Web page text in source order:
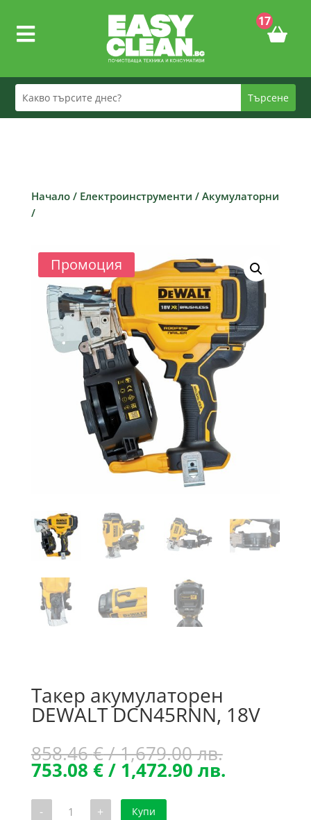

17
Начало/ Електроинструменти / Акумулаторни
/
Промоция
Такер акумулаторен
DEWALT DCN45RNN, 18V
858.46€/ 1,679.00 лв.Original
price
753.08 €/ 1,472.90 лв.Текущата
- количество
+ Купи